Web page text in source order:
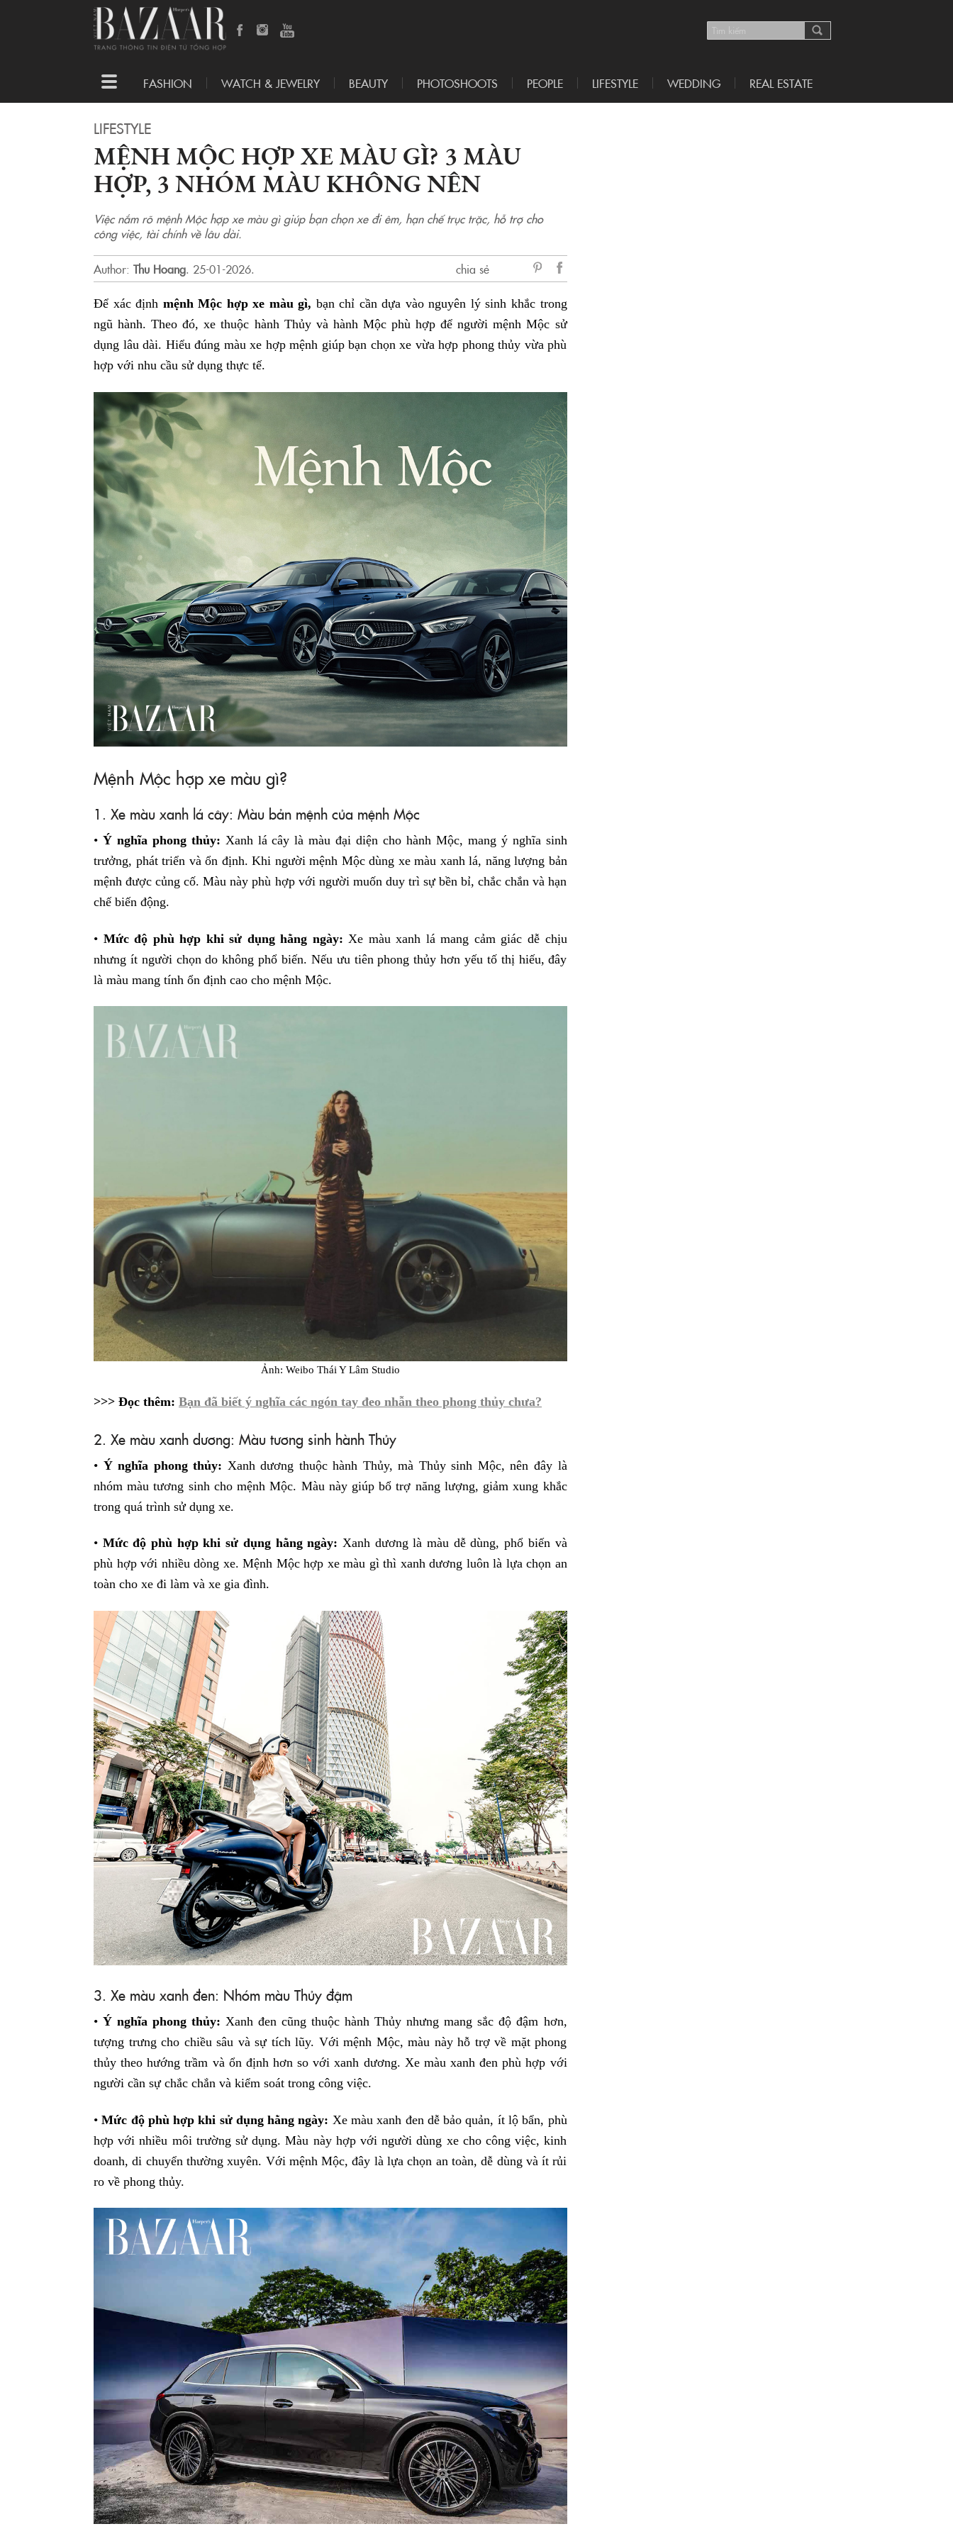
Toggle
navigation
FASHION WATCH & JEWELRY BEAUTY PHOTOSHOOTS PEOPLE LIFESTYLE WEDDING REAL ESTATE
LIFESTYLE
MỆNH MỘC HỢP XE MÀU GÌ? 3 MÀU
HỢP, 3 NHÓM MÀU KHÔNG NÊN
Việc nắm rõ mệnh Mộc hợp xe màu gì giúp bạn chọn xe đi êm, hạn chế trục trặc, hỗ trợ cho
công việc, tài chính về lâu dài.
Author: Thu Hoang. 25-01-2026.
chia sẻ
Facebook
Để xác định mệnh Mộc hợp xe màu gì, bạn chỉ cần dựa vào nguyên lý sinh khắc trong
ngũ hành. Theo đó, xe thuộc hành Thủy và hành Mộc phù hợp để người mệnh Mộc sử
dụng lâu dài. Hiểu đúng màu xe hợp mệnh giúp bạn chọn xe vừa hợp phong thủy vừa phù
hợp với nhu cầu sử dụng thực tế.
Mệnh Mộc hợp xe màu gì?
1. Xe màu xanh lá cây: Màu bản mệnh của mệnh Mộc
• Ý nghĩa phong thủy: Xanh lá cây là màu đại diện cho hành Mộc, mang ý nghĩa sinh
trưởng, phát triển và ổn định. Khi người mệnh Mộc dùng xe màu xanh lá, năng lượng bản
mệnh được củng cố. Màu này phù hợp với người muốn duy trì sự bền bỉ, chắc chắn và hạn
chế biến động.
• Mức độ phù hợp khi sử dụng hằng ngày: Xe màu xanh lá mang cảm giác dễ chịu
nhưng ít người chọn do không phổ biến. Nếu ưu tiên phong thủy hơn yếu tố thị hiếu, đây
là màu mang tính ổn định cao cho mệnh Mộc.
Ảnh: Weibo Thái Y Lâm Studio
>>> Đọc thêm: Bạn đã biết ý nghĩa các ngón tay đeo nhẫn theo phong thủy chưa?
2. Xe màu xanh dương: Màu tương sinh hành Thủy
• Ý nghĩa phong thủy: Xanh dương thuộc hành Thủy, mà Thủy sinh Mộc, nên đây là
nhóm màu tương sinh cho mệnh Mộc. Màu này giúp bổ trợ năng lượng, giảm xung khắc
trong quá trình sử dụng xe.
• Mức độ phù hợp khi sử dụng hằng ngày: Xanh dương là màu dễ dùng, phổ biến và
phù hợp với nhiều dòng xe. Mệnh Mộc hợp xe màu gì thì xanh dương luôn là lựa chọn an
toàn cho xe đi làm và xe gia đình.
3. Xe màu xanh đen: Nhóm màu Thủy đậm
•Ý nghĩa phong thủy: Xanh đen cũng thuộc hành Thủy nhưng mang sắc độ đậm hơn,
tượng trưng cho chiều sâu và sự tích lũy. Với mệnh Mộc, màu này hỗ trợ về mặt phong
thủy theo hướng trầm và ổn định hơn so với xanh dương. Xe màu xanh đen phù hợp với
người cần sự chắc chắn và kiểm soát trong công việc.
•Mức độ phù hợp khi sử dụng hằng ngày: Xe màu xanh đen dễ bảo quản, ít lộ bẩn, phù
hợp với nhiều môi trường sử dụng. Màu này hợp với người dùng xe cho công việc, kinh
doanh, di chuyển thường xuyên. Với mệnh Mộc, đây là lựa chọn an toàn, dễ dùng và ít rủi
ro về phong thủy.